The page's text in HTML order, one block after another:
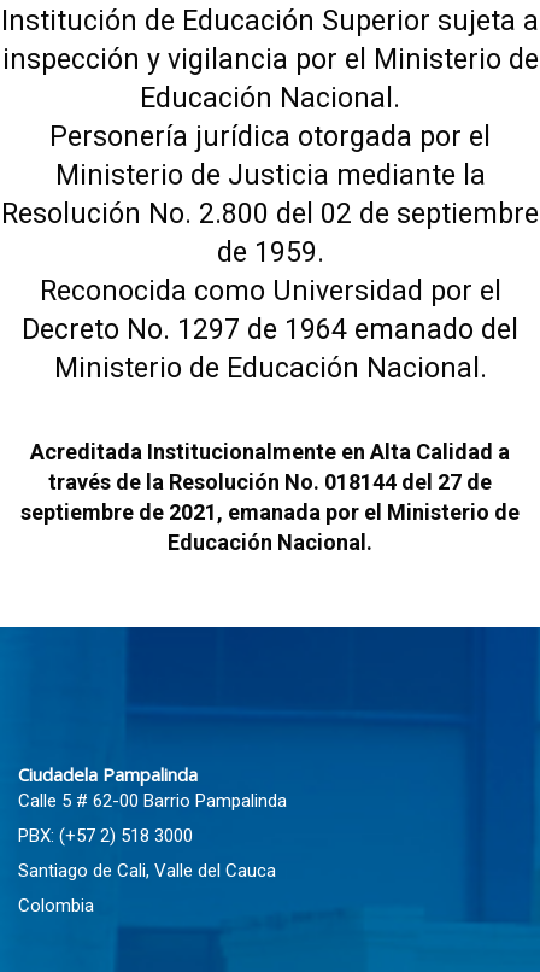
Institución de Educación Superior sujeta a
inspección y vigilancia por el Ministerio de
Educación Nacional.
Personería jurídica otorgada por el
Ministerio de Justicia mediante la
Resolución No. 2.800 del 02 de septiembre
de 1959.
Reconocida como Universidad por el
Decreto No. 1297 de 1964 emanado del
Ministerio de Educación Nacional.
Acreditada Institucionalmente en Alta Calidad a
través de la Resolución No. 018144 del 27 de
septiembre de 2021, emanada por el Ministerio de
Educación Nacional.
Ciudadela Pampalinda
Calle 5 # 62-00 Barrio Pampalinda
PBX: (+57 2) 518 3000
Santiago de Cali, Valle del Cauca
Colombia